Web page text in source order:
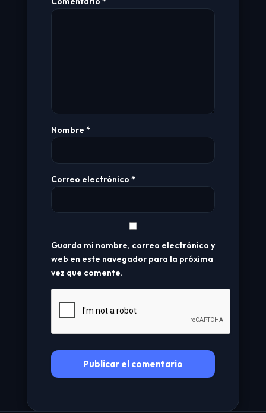
Nombre *
Correo electrónico *
Guarda mi nombre, correo electrónico y
web en este navegador para la próxima
vez que comente.